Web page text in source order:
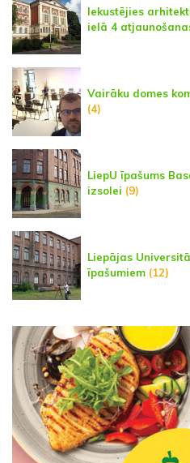
Iekustējies
ielā 4
Vairāku domes
(4)
LiepU īpašums
izsolei (9)
Liepājas
īpašumiem (12)